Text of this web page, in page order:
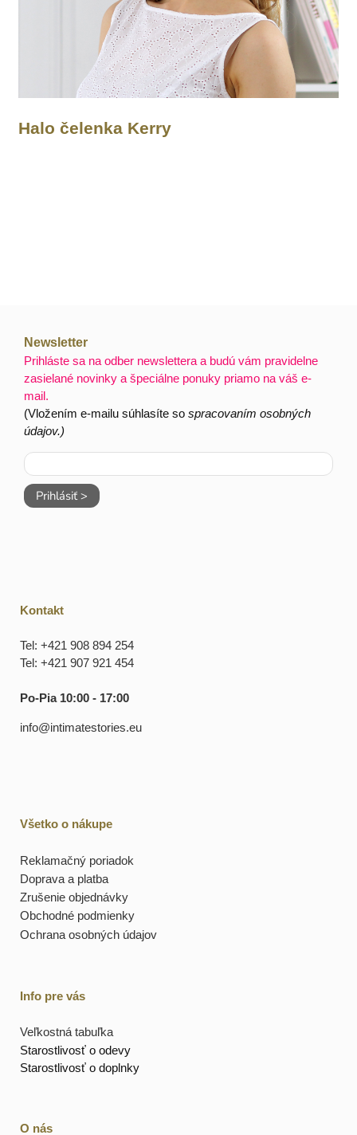
Halo čelenka Kerry
Newsletter
Prihláste sa na odber newslettera a budú vám pravidelne
zasielané novinky a špeciálne ponuky priamo na váš e-
mail.
(Vložením e-mailu súhlasíte sospracovaním osobných
údajov.)
Prihlásiť >
Kontakt
Tel: +421 908 894 254
Tel: +421 907 921 454
Po-Pia 10:00 - 17:00
info@intimatestories.eu
Všetko o nákupe
Reklamačný poriadok
Doprava a platba
Zrušenie objednávky
Obchodné podmienky
Ochrana osobných údajov
Info pre vás
Veľkostná tabuľka
Starostlivosť o odevy
Starostlivosť o doplnky
O nás